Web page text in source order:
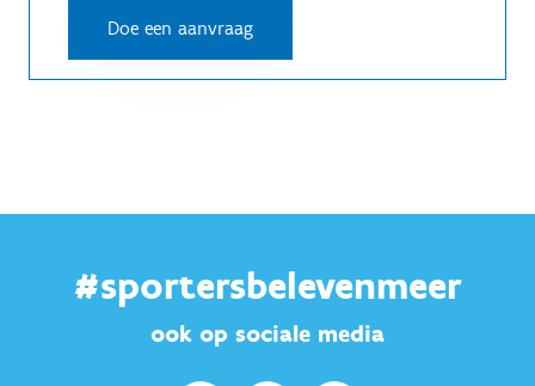
#sportersbelevenmeer
ook op sociale media